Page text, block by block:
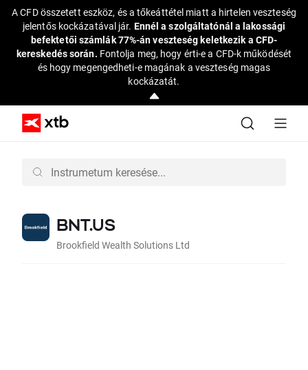
A CFD összetett eszköz, és a tőkeáttétel miatt a hirtelen veszteség
jelentős kockázatával jár. Ennél a szolgáltatónál a lakossági
befektetői számlák 77%-án veszteség keletkezik a CFD-
kereskedés során. Fontolja meg, hogy érti-e a CFD-k működését
és hogy megengedheti-e magának a veszteség magas
kockázatát.
BNT.US
Brookfield Wealth Solutions Ltd